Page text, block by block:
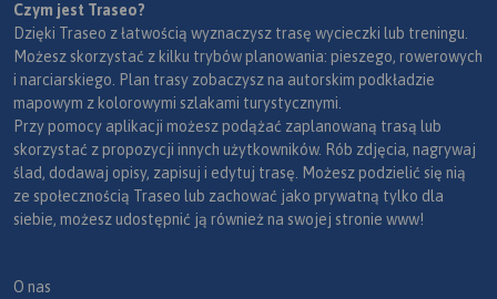
Czym jest Traseo?
Dzięki Traseo z łatwością wyznaczysz trasę wycieczki lub treningu.
Możesz skorzystać z kilku trybów planowania: pieszego, rowerowych
i narciarskiego. Plan trasy zobaczysz na autorskim podkładzie
mapowym z kolorowymi szlakami turystycznymi.
Przy pomocy aplikacji możesz podążać zaplanowaną trasą lub
skorzystać z propozycji innych użytkowników. Rób zdjęcia, nagrywaj
ślad, dodawaj opisy, zapisuj i edytuj trasę. Możesz podzielić się nią
ze społecznością Traseo lub zachować jako prywatną tylko dla
siebie, możesz udostępnić ją również na swojej stronie www!
O nas